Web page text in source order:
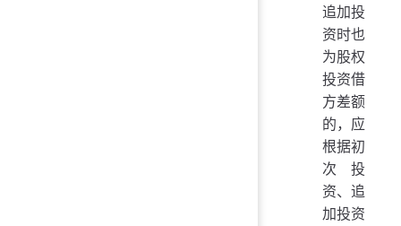
追加投
资时也
为股权
投资借
方差额
的，应
根据初
次投
资、追
加投资